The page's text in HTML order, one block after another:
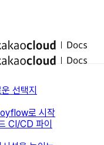
선택지
로 시작
CI/CD 파이